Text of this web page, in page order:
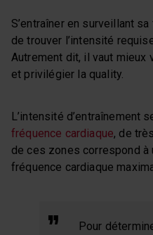
S’entraîner en surveillant
de trouver l’intensité
Autrement dit, il vaut mieux
et privilégier la quality.
L’intensité d’entraînement
fréquence cardiaque, de
de ces zones correspond à
fréquence cardiaque
Pour